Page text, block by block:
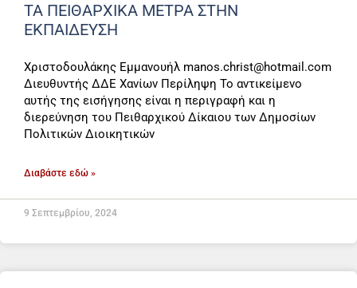
ΤΑ ΠΕΙΘΑΡΧΙΚΑ ΜΕΤΡΑ ΣΤΗΝ
ΕΚΠΑΙΔΕΥΣΗ
Χριστοδουλάκης Εμμανουήλ manos.christ@hotmail.com
Διευθυντής ΔΔΕ Χανίων Περίληψη Το αντικείμενο
αυτής της εισήγησης είναι η περιγραφή και η
διερεύνηση του Πειθαρχικού Δίκαιου των Δημοσίων
Πολιτικών Διοικητικών
Διαβάστε εδώ »
9 Σεπτεμβρίου, 2024